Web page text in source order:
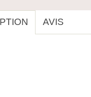
AVIS